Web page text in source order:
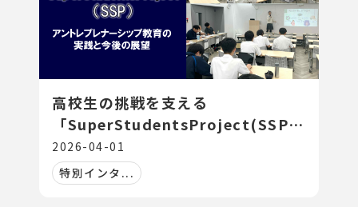
高校生の挑戦を支える
「SuperStudentsProject(SSP)」
― アントレプレナーシップ教育の実
践と今後の展望 ―
2026-04-01
特別インタ...